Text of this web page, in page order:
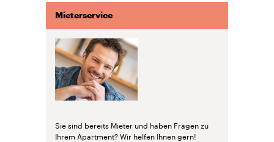
Mieterservice
Sie sind bereits Mieter und haben Fragen zu
Ihrem Apartment? Wir helfen Ihnen gern!